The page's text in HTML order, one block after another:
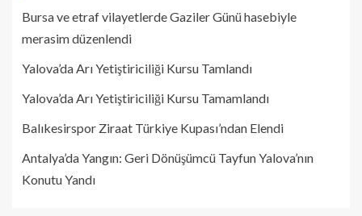
Bursa ve etraf vilayetlerde Gaziler Günü hasebiyle
merasim düzenlendi
Yalova’da Arı Yetiştiriciliği Kursu Tamlandı
Yalova’da Arı Yetiştiriciliği Kursu Tamamlandı
Balıkesirspor Ziraat Türkiye Kupası’ndan Elendi
Antalya’da Yangın: Geri Dönüşümcü Tayfun Yalova’nın
Konutu Yandı